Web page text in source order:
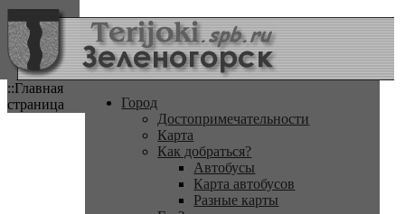
::Главная
страница
Город
Достопримечательности
Карта
Как добраться?
Автобусы
Карта автобусов
Разные карты